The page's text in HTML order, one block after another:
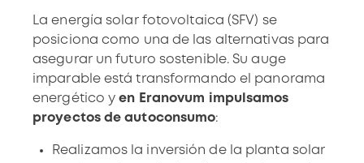
La energía solar fotovoltaica(SFV) se
posiciona como una de las alternativas para
asegurar unfuturo sostenible. Su auge
imparable está transformando el panorama
energético yen Eranovum impulsamos
proyectos de autoconsumo:
Realizamos la inversiónde la planta solar